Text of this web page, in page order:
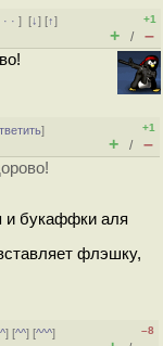
· ·][↓] [↑]
+1
+ / –
]
+1
+ / –
и букаффки аля
флэшку,
^] [^^] [^^^]
–8